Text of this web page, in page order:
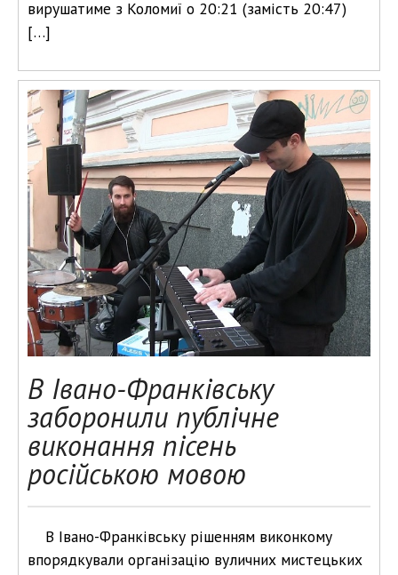
вирушатиме з Коломиї о 20:21 (замість 20:47)
[…]
В Івано-Франківську
заборонили публічне
виконання пісень
російською мовою
В Івано-Франківську рішенням виконкому
впорядкували організацію вуличних мистецьких